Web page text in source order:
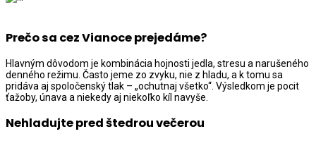
Prečo sa cez Vianoce prejedáme?
Hlavným dôvodom je kombinácia hojnosti jedla, stresu a narušeného
denného režimu. Často jeme zo zvyku, nie z hladu, a k tomu sa
pridáva aj spoločenský tlak – „ochutnaj všetko“. Výsledkom je pocit
ťažoby, únava a niekedy aj niekoľko kíl navyše.
Nehladujte pred štedrou večerou